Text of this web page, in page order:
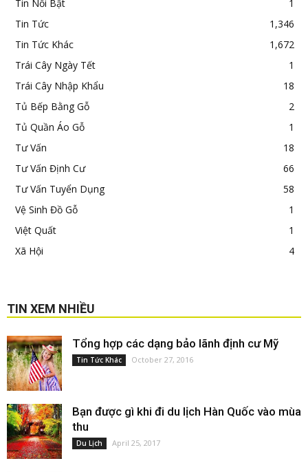
Tin Nổi Bật
1
Tin Tức
1,346
Tin Tức Khác
1,672
Trái Cây Ngày Tết
1
Trái Cây Nhập Khẩu
18
Tủ Bếp Bằng Gỗ
2
Tủ Quần Áo Gỗ
1
Tư Vấn
18
Tư Vấn Định Cư
66
Tư Vấn Tuyển Dụng
58
Vệ Sinh Đồ Gỗ
1
Việt Quất
1
Xã Hội
4
TIN XEM NHIỀU
Tổng hợp các dạng bảo lãnh định cư Mỹ
Tin Tức Khác October 27, 2016
Bạn được gì khi đi du lịch Hàn Quốc vào mùa
thu
Du Lịch April 25, 2017